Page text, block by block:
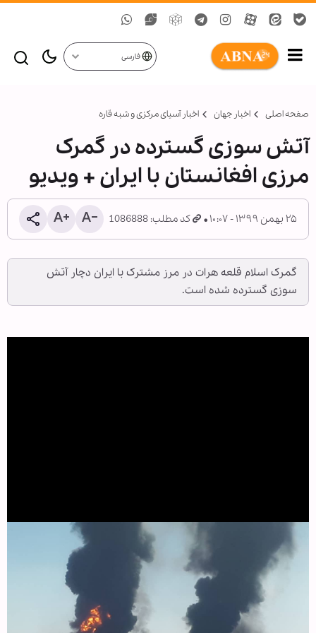
فارسی
صفحه اصلی اخبار جهان اخبار آسیای مرکزی و شبه قاره
آتش سوزی گسترده در گمرک
مرزی افغانستان با ایران + ویدیو
۲۵ بهمن ۱۳۹۹ - ۱۰:۰۷ کد مطلب: 1086888
گمرک اسلام قلعه هرات در مرز مشترک با ایران دچار آتش
سوزی گسترده شده است.